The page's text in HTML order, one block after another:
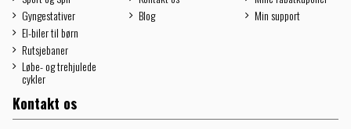
Gyngestativer
El-biler til børn
Rutsjebaner
Løbe- og trehjulede
cykler
Blog
Min support
Kontakt os